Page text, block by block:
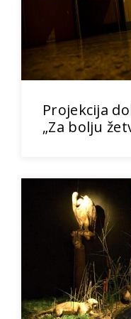
Projekcija
„Za bolju